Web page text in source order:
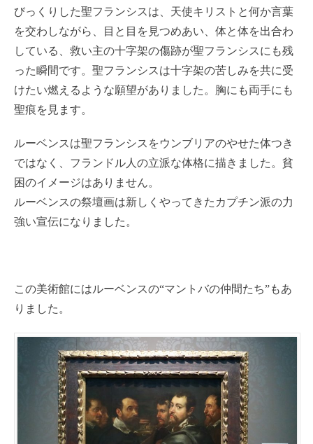
びっくりした聖フランシスは、天使キリストと何か言葉
を交わしながら、目と目を見つめあい、体と体を出合わ
している、救い主の十字架の傷跡が聖フランシスにも残
った瞬間です。聖フランシスは十字架の苦しみを共に受
けたい燃えるような願望がありました。胸にも両手にも
聖痕を見ます。
ルーベンスは聖フランシスをウンブリアのやせた体つき
ではなく、フランドル人の立派な体格に描きました。貧
困のイメージはありません。
ルーベンスの祭壇画は新しくやってきたカプチン派の力
強い宣伝になりました。
この美術館にはルーベンスの“マントバの仲間たち”もあ
りました。